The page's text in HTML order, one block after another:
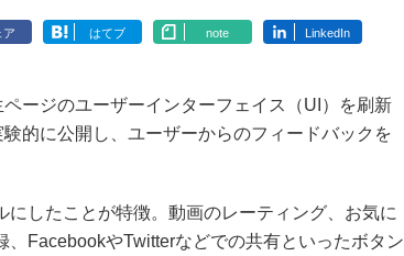
ア はてブ note LinkedIn
ージのユーザーインターフェイス（UI）を刷新
的に公開し、ユーザーからのフィードバックを
したことが特徴。動画のレーティング、お気に
、FacebookやTwitterなどでの共有といったボタン